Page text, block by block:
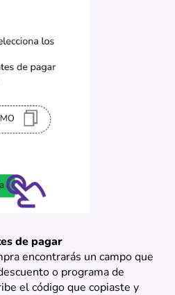
de pagar
encontrarás un campo que
o programa de
el código que copiaste y